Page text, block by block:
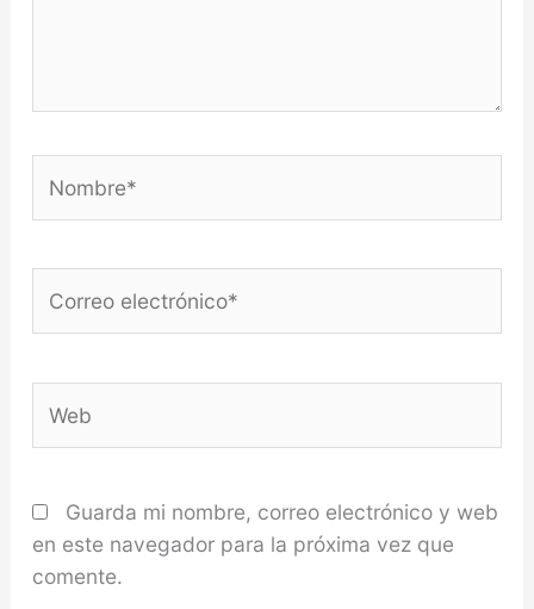
electrónico*
Guarda mi nombre, correo electrónico y web
en este navegador para la próxima vez que
comente.